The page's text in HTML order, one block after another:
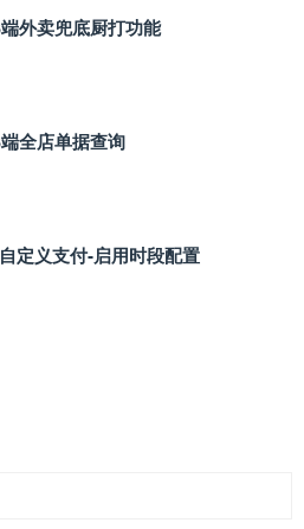
外卖兜底厨打功能
全店单据查询
定义支付‑启用时段配置